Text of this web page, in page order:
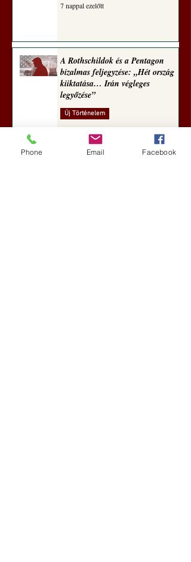
7 nappal ezelőtt
A Rothschildok és a Pentagon
bizalmas feljegyzése: „Hét ország
kiiktatása… Irán végleges
legyőzése”
Új Történelem
Phone Email Facebook